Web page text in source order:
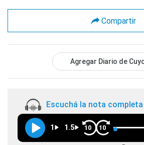
Compartir
Agregar Diario de
Escuchá la nota completa
1 1.5 10 10